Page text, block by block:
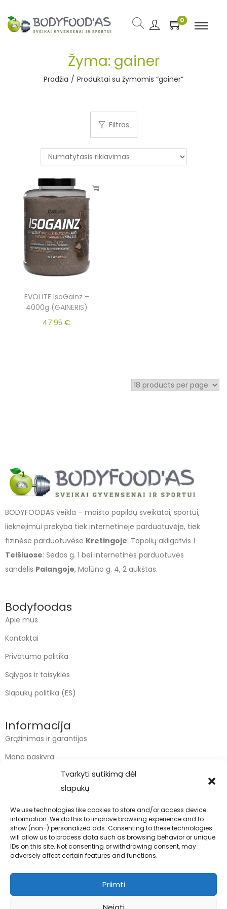
Tvarkyti sutikimą dėl
slapukų
We use technologies like cookies to store and/or access device
information. We do this to improve browsing experience and to
show (non-) personalized ads. Consenting to these technologies
will allow us to process data such as browsing behavior or unique
IDs on this site. Not consenting or withdrawing consent, may
adversely affect certain features and functions.
Priimti
0
Žyma: gainer
Pradžia / Produktai su žymomis “gainer”
Filtras
EVOLITE IsoGainz –
4000g (GAINERIS)
47.95€
BODYFOODAS veikla – maisto papildų sveikatai, sportui,
lieknėjimui prekyba tiek internetinėje parduotuvėje, tiek
fizinėse parduotuvėse Kretingoje: Topolių akligatvis 1
Telšiuose: Sedos g. 1 bei internetinės parduotuvės
sandėlis Palangoje, Malūno g. 4, 2 aukštas.
Bodyfoodas
Apie mus
Kontaktai
Privatumo politika
Sąlygos ir taisyklės
Slapukų politika (ES)
Informacija
Grąžinimas ir garantijos
Mano paskyra
Kontaktai
info@bodyfoodas.lt
+370 600 77017